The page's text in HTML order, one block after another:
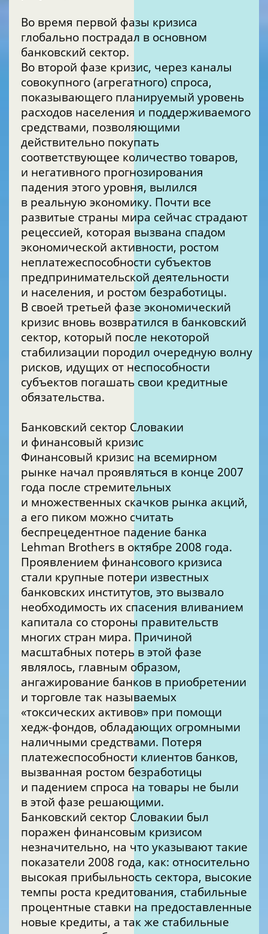
Во время первой фазы кризиса
глобально пострадал в основном
банковский сектор.
Во второй фазе кризис, через каналы
совокупного (агрегатного) спроса,
показывающего планируемый уровень
расходов населения и поддерживаемого
средствами, позволяющими
действительно покупать
соответствующее количество товаров,
и негативного прогнозирования
падения этого уровня, вылился
в реальную экономику. Почти все
развитые страны мира сейчас страдают
рецессией, которая вызвана спадом
экономической активности, ростом
неплатежеспособности субъектов
предпринимательской деятельности
и населения, и ростом безработицы.
В своей третьей фазе экономический
кризис вновь возвратился в банковский
сектор, который после некоторой
стабилизации породил очередную волну
рисков, идущих от неспособности
субъектов погашать свои кредитные
обязательства.
Банковский сектор Словакии
и финансовый кризис
Финансовый кризис на всемирном
рынке начал проявляться в конце 2007
года после стремительных
и множественных скачков рынка акций,
а его пиком можно считать
беспрецедентное падение банка
Lehman Brothers в октябре 2008 года.
Проявлением финансового кризиса
стали крупные потери известных
банковских институтов, это вызвало
необходимость их спасения вливанием
капитала со стороны правительств
многих стран мира. Причиной
масштабных потерь в этой фазе
являлось, главным образом,
ангажирование банков в приобретении
и торговле так называемых
«токсических активов» при помощи
хедж-фондов, обладающих огромными
наличными средствами. Потеря
платежеспособности клиентов банков,
вызванная ростом безработицы
и падением спроса на товары не были
в этой фазе решающими.
Банковский сектор Словакии был
поражен финансовым кризисом
незначительно, на что указывают такие
показатели 2008 года, как: относительно
высокая прибыльность сектора, высокие
темпы роста кредитования, стабильные
процентные ставки на предоставленные
новые кредиты, а так же стабильные